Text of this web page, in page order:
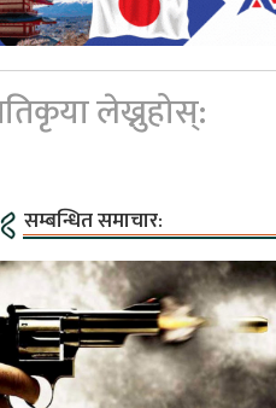
लेख्नुहोस्:
सम्बन्धित समाचार: